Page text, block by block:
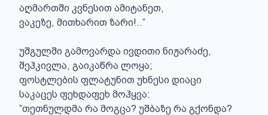
აღმართში კვნესით ამიტანეთ,
ვაკეზე, მითხარით ზარი!..”
უშგულში გამოვარდა ივდითი ნიჟარაძე,
შეჰკივლა, გაიკაწრა ლოყა;
ფოსტლების ფლატუნით უხნესი დიაცი
საკაცეს ფეხდაფეხ მოჰყვა:
”თეთნულდმა რა მოგცა? უშბაზე რა გქონდა?